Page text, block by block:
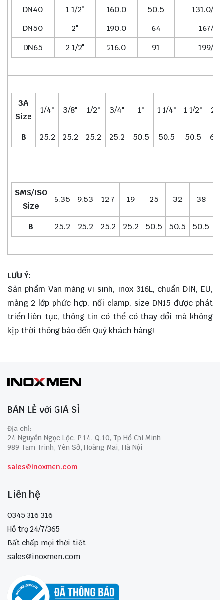
DN40 1 1/2" 160.0 50.5
131.0/
DN50
2" 190.0 64
167/
DN65
2 1/2" 216.0 91 199/
3A
Size
1/4" 3/8" 1/2" 3/4" 1" 1 1/4" 1 1/2" 2"
B 25.2 25.2 25.2 25.2 50.5 50.5 50.5 64
SMS/ISO
Size
6.35 9.53 12.7 19 25 32 38
B 25.2 25.2 25.2 25.2 50.5 50.5 50.5
LƯU Ý:
Sản phẩm Van màng vi sinh, inox 316L, chuẩn DIN, EU,
màng 2 lớp phức hợp, nối clamp, size DN15 được phát
triển liên tục, thông tin có thể có thay đổi mà không
kịp thời thông báo đến Quý khách hàng!
BÁN LẺ với GIÁ SỈ
Địa chỉ:
24 Nguyễn Ngọc Lộc, P.14, Q.10, Tp Hồ Chí Minh
989 Tam Trinh, Yên Sở, Hoàng Mai, Hà Nội
sales@inoxmen.com
Liên hệ
0345 316 316
Hỗ trợ 24/7/365
Bất chấp mọi thời tiết
sales@inoxmen.com